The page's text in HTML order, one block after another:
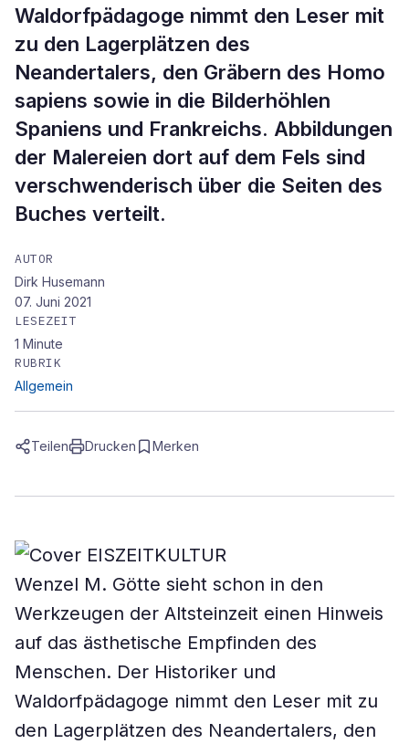
Waldorfpädagoge nimmt den Leser mit
zu den Lagerplätzen des
Neandertalers, den Gräbern des Homo
sapiens sowie in die Bilderhöhlen
Spaniens und Frankreichs. Abbildungen
der Malereien dort auf dem Fels sind
verschwenderisch über die Seiten des
Buches verteilt.
AUTOR
Dirk Husemann
07. Juni 2021
LESEZEIT
1 Minute
RUBRIK
Allgemein
Teilen Drucken Merken
Wenzel M. Götte sieht schon in den
Werkzeugen der Altsteinzeit einen Hinweis
auf das ästhetische Empfinden des
Menschen. Der Historiker und
Waldorfpädagoge nimmt den Leser mit zu
den Lagerplätzen des Neandertalers, den